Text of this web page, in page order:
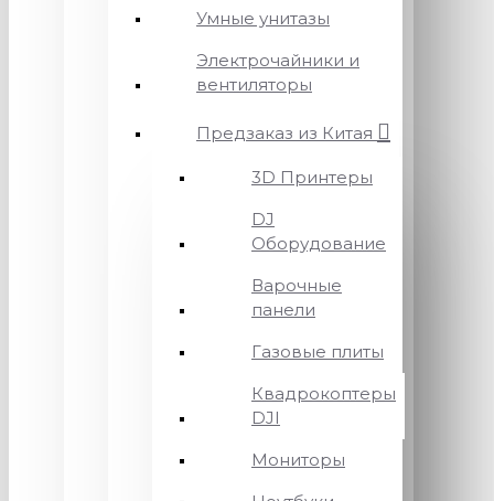
Умные унитазы
Электрочайники и
вентиляторы
Предзаказ из Китая
3D Принтеры
DJ
Оборудование
Варочные
панели
Газовые плиты
Квадрокоптеры
DJI
Мониторы